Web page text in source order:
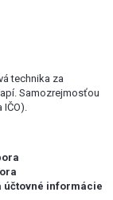
technika za
Samozrejmosťou
IČO).
účtovné informácie